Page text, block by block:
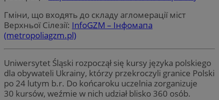
Гміни, що входять до складу агломерації міст
Верхньої Сілезії: InfoGZM – Інфомапа
(metropoliagzm.pl)
Uniwersytet Śląski rozpoczął się kursy języka polskiego
dla obywateli Ukrainy, którzy przekroczyli granice Polski
po 24 lutym b.r. Do końcaroku uczelnia zorganizuje
30 kursów, weźmie w nich udział blisko 360 osób.